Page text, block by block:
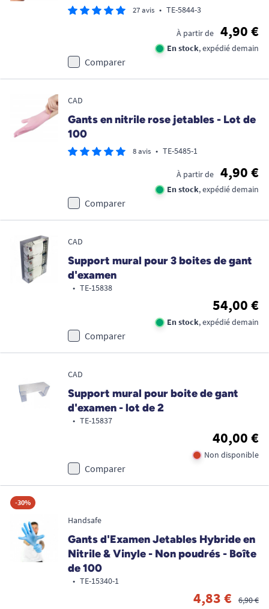
27 avis • TE-5844-3
À partir de 4,90 €
En stock, expédié demain
Comparer
CAD
Gants en nitrile rose jetables - Lot de
100
8 avis • TE-5485-1
À partir de 4,90 €
En stock, expédié demain
Comparer
CAD
Support mural pour 3 boites de gant
d'examen
• TE-15838
54,00 €
En stock, expédié demain
Comparer
CAD
Support mural pour boite de gant
d'examen - lot de 2
• TE-15837
40,00 €
Non disponible
Comparer
-30%
Handsafe
Gants d'Examen Jetables Hybride en
Nitrile & Vinyle - Non poudrés - Boîte
de 100
• TE-15340-1
4,83 €
6,90 €